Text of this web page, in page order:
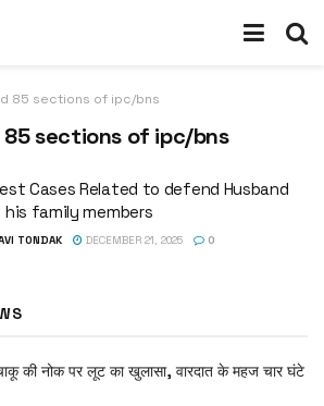
85 sections of ipc/bns
sections of ipc/bns
Cases Related to defend Husband
his family members
TONDAK DECEMBER 21, 2025 0
की नोक पर लूट का खुलासा, वारदात के महज चार घंटे